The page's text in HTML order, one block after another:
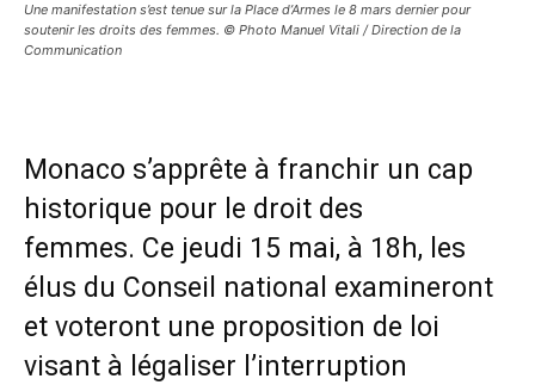
Une manifestation s’est tenue sur la Place d’Armes le 8 mars dernier pour
soutenir les droits des femmes. © Photo Manuel Vitali / Direction de la
Communication
Monaco s’apprête à franchir un cap
historique pour le droit des
femmes. Ce jeudi 15 mai, à 18h, les
élus du Conseil national examineront
et voteront une proposition de loi
visant à légaliser l’interruption